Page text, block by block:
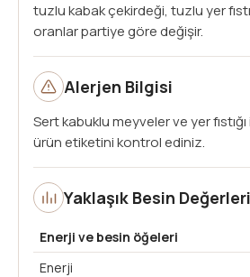
tuzlu kabak çekirdeği, tuzlu yer
oranlar partiye göre değişir.
Yaklaşık Besin Değerleri
Enerji ve besin öğeleri
Enerji
Alerjen Bilgisi
Sert kabuklu meyveler ve yer
ürün etiketini kontrol ediniz.